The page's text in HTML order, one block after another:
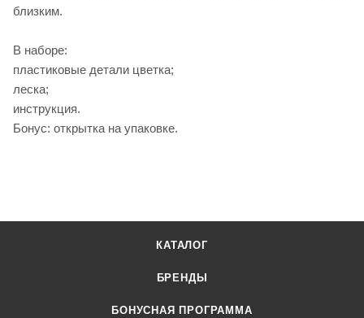
близким.
В наборе:
пластиковые детали цветка;
леска;
инструкция.
Бонус: открытка на упаковке.
КАТАЛОГ
БРЕНДЫ
БОНУСНАЯ ПРОГРАММА